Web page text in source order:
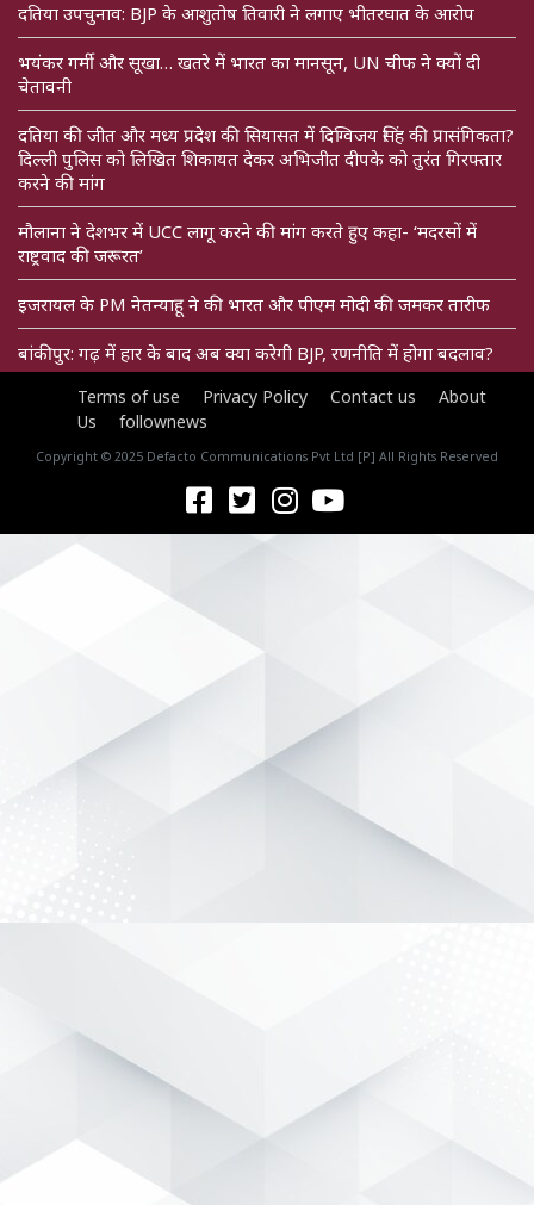
दतिया उपचुनाव: BJP के आशुतोष तिवारी ने लगाए भीतरघात के आरोप
भयंकर गर्मी और सूखा… खतरे में भारत का मानसून, UN चीफ ने क्यों दी
चेतावनी
दतिया की जीत और मध्य प्रदेश की सियासत में दिग्विजय सिंह की प्रासंगिकता?
दिल्ली पुलिस को लिखित शिकायत देकर अभिजीत दीपके को तुरंत गिरफ्तार
करने की मांग
मौलाना ने देशभर में UCC लागू करने की मांग करते हुए कहा- ‘मदरसों में
राष्ट्रवाद की जरूरत’
इजरायल के PM नेतन्याहू ने की भारत और पीएम मोदी की जमकर तारीफ
बांकीपुर: गढ़ में हार के बाद अब क्या करेगी BJP, रणनीति में होगा बदलाव?
Terms of use Privacy Policy Contact us
About
Us
follownews
Copyright © 2025 Defacto Communications Pvt Ltd [P] All Rights Reserved